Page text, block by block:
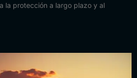
la protección a largo plazo y al